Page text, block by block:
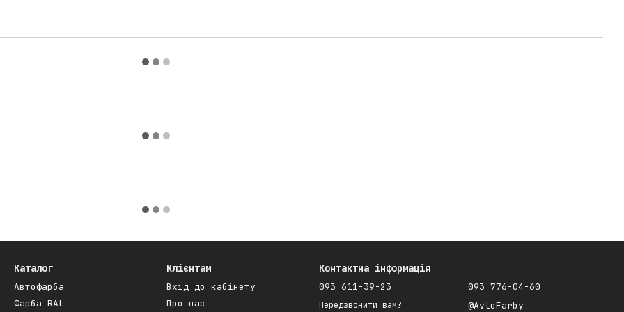
Каталог
Автофарба
Фарба RAL
Клієнтам
Вхід до кабінету
Про нас
Контактна інформація
093 611-39-23
Передзвонити вам?
093 776-04-60
@AvtoFarby